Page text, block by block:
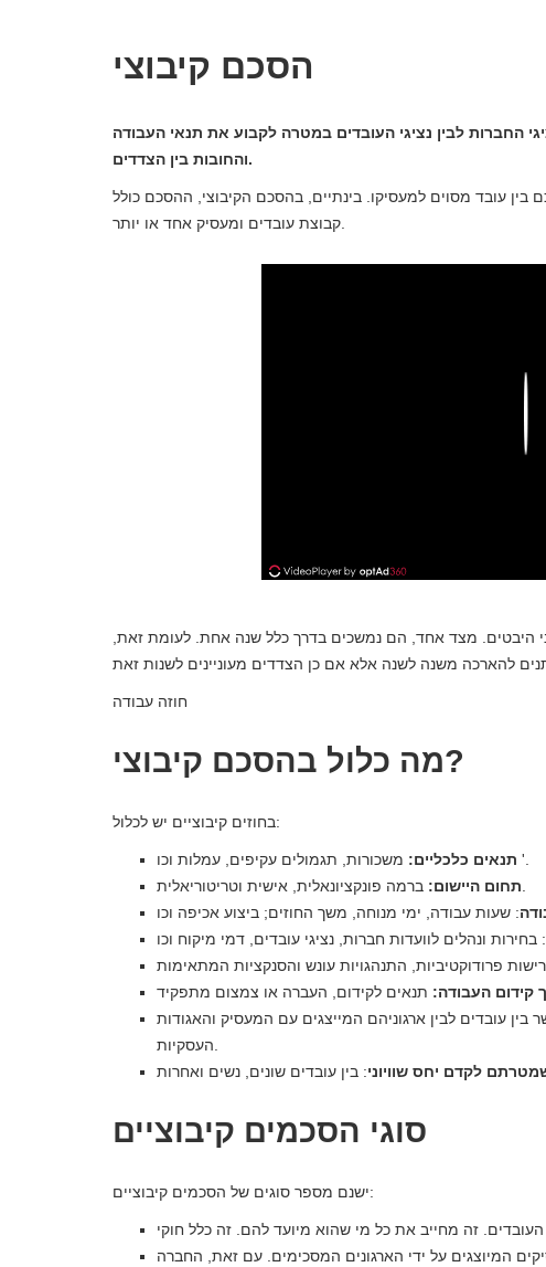
הסכם קיבוצי
החברות לבין נציגי העובדים במטרה לקבוע את תנאי העבודה
והחובות בין הצדדים.
עובד מסוים למעסיקו. בינתיים, בהסכם הקיבוצי, ההסכם כולל
שני היבטים. מצד אחד, הם נמשכים בדרך כלל שנה אחת. לעומת זאת,
חוזה עבודה
מה כלול בהסכם קיבוצי?
בחוזים קיבוציים יש לכלול:
תנאים כלכליים: משכורות, תגמולים עקיפים, עמלות וכו '.
תחום היישום:
קידום העבודה:
בין עובדים לבין ארגוניהם המייצגים עם המעסיק והאגודות
לקדם יחס שוויוני
סוגי הסכמים קיבוציים
ישנם מספר סוגים של הסכמים קיבוציים:
המיוצגים על ידי הארגונים המסכימים. עם זאת, החברה